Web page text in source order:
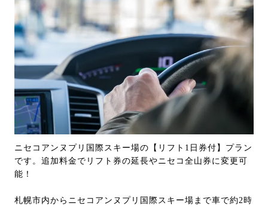
ニセコアンヌプリ国際スキー場の【リフト1日券付】プラン
です。追加料金でリフト券の延長やニセコ全山券に変更可
能！
札幌市内からニセコアンヌプリ国際スキー場まで車で約2時